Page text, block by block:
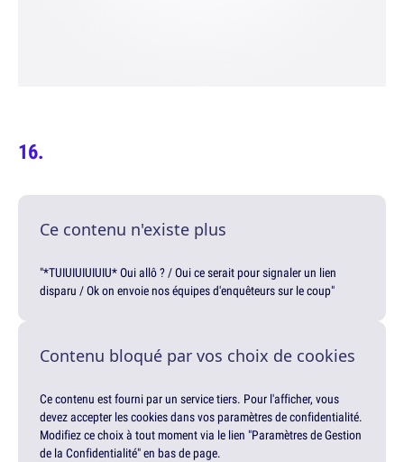
Ce contenu n'existe plus
"*TUIUIUIUIUIU* Oui allô ? / Oui ce serait pour signaler un lien
disparu / Ok on envoie nos équipes d'enquêteurs sur le coup"
Contenu bloqué par vos choix de cookies
Ce contenu est fourni par un service tiers. Pour l'afficher, vous
devez accepter les cookies dans vos paramètres de confidentialité.
Modifiez ce choix à tout moment via le lien "Paramètres de Gestion
de la Confidentialité" en bas de page.